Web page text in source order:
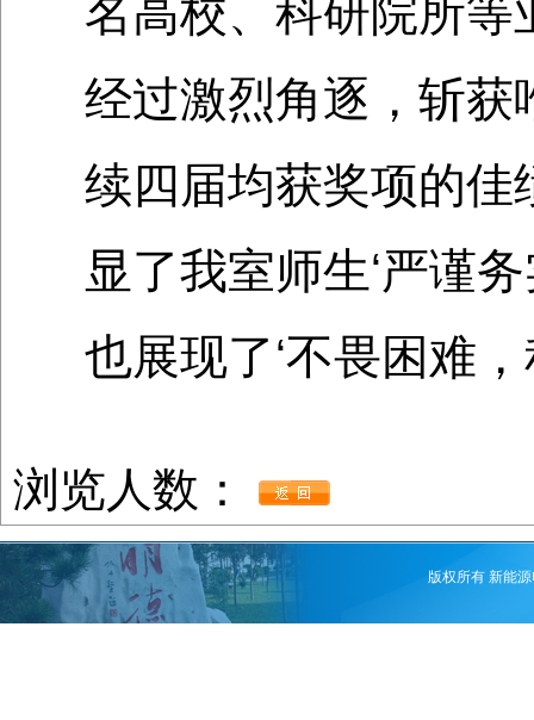
名高校、科研院所
经过激烈角逐，斩
续四届均获奖项的
显了我室师生‘严谨
也展现了‘不畏困难
浏览人数：
版权所有 新能